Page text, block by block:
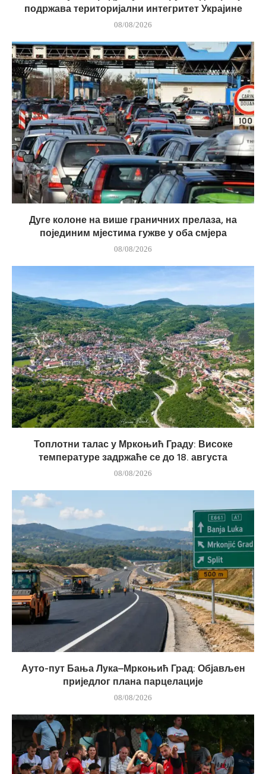
подржава територијални интегритет Украјине
08/08/2026
Дуге колоне на више граничних прелаза, на
појединим мјестима гужве у оба смјера
08/08/2026
Топлотни талас у Мркоњић Граду: Високе
температуре задржаће се до 18. августа
08/08/2026
Ауто-пут Бања Лука–Мркоњић Град: Објављен
приједлог плана парцелације
08/08/2026